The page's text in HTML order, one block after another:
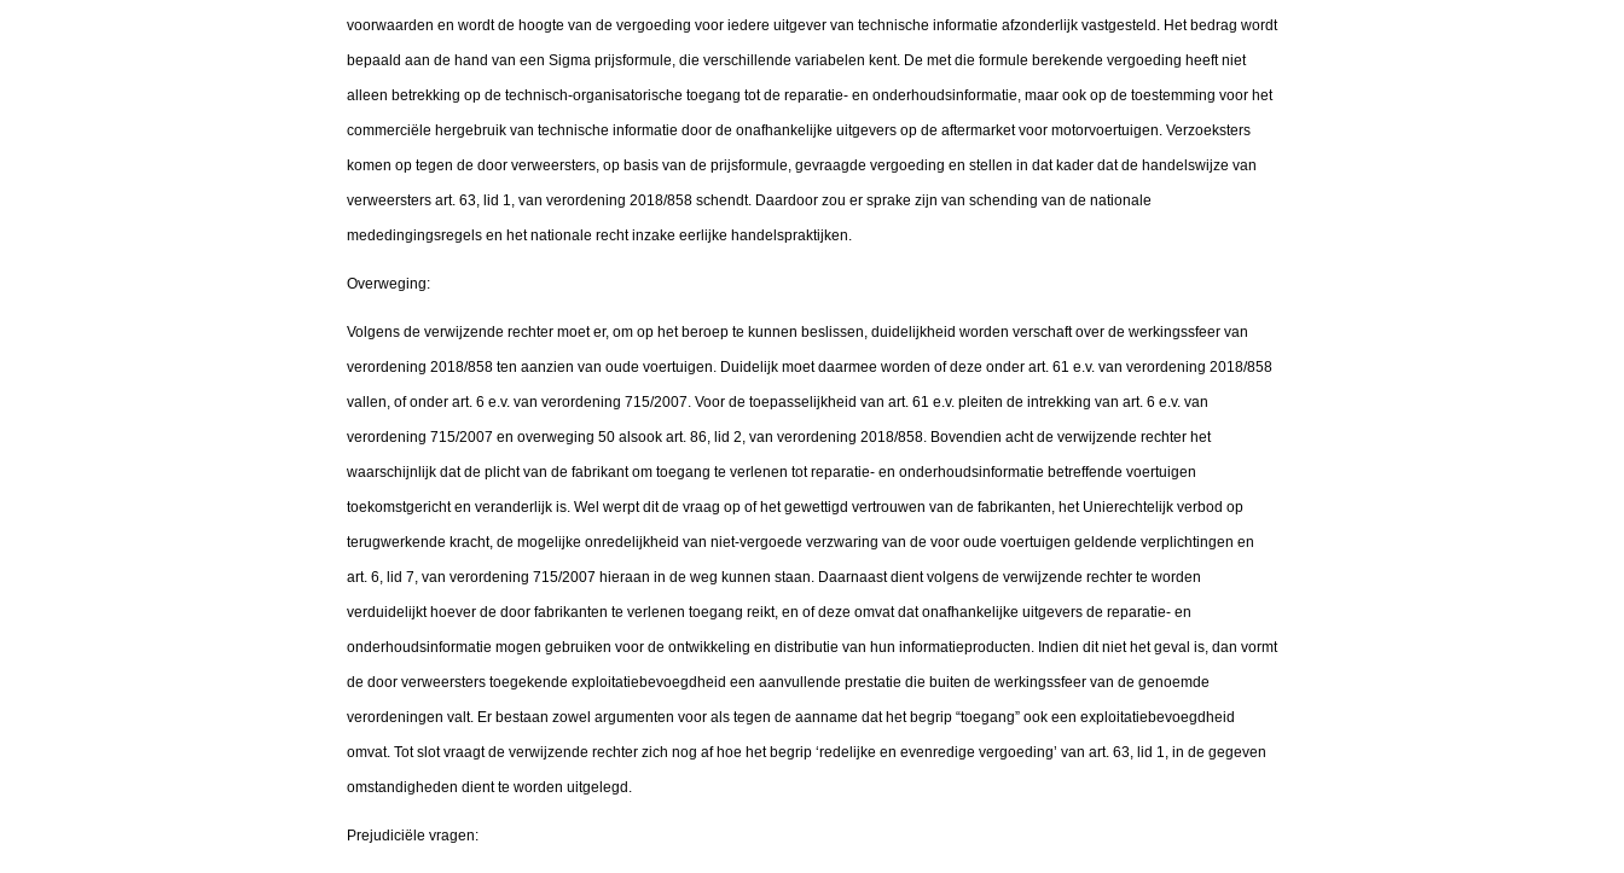
voorwaarden en wordt de hoogte van de vergoeding voor iedere uitgever van technische informatie afzonderlijk vastgesteld. Het bedrag wordt
bepaald aan de hand van een Sigma prijsformule, die verschillende variabelen kent. De met die formule berekende vergoeding heeft niet
alleen betrekking op de technisch-organisatorische toegang tot de reparatie- en onderhoudsinformatie, maar ook op de toestemming voor het
commerciële hergebruik van technische informatie door de onafhankelijke uitgevers op de aftermarket voor motorvoertuigen. Verzoeksters
komen op tegen de door verweersters, op basis van de prijsformule, gevraagde vergoeding en stellen in dat kader dat de handelswijze van
verweersters art. 63, lid 1, van verordening 2018/858 schendt. Daardoor zou er sprake zijn van schending van de nationale
mededingingsregels en het nationale recht inzake eerlijke handelspraktijken.
Overweging:
Volgens de verwijzende rechter moet er, om op het beroep te kunnen beslissen, duidelijkheid worden verschaft over de werkingssfeer van
verordening 2018/858 ten aanzien van oude voertuigen. Duidelijk moet daarmee worden of deze onder art. 61 e.v. van verordening 2018/858
vallen, of onder art. 6 e.v. van verordening 715/2007. Voor de toepasselijkheid van art. 61 e.v. pleiten de intrekking van art. 6 e.v. van
verordening 715/2007 en overweging 50 alsook art. 86, lid 2, van verordening 2018/858. Bovendien acht de verwijzende rechter het
waarschijnlijk dat de plicht van de fabrikant om toegang te verlenen tot reparatie- en onderhoudsinformatie betreffende voertuigen
toekomstgericht en veranderlijk is. Wel werpt dit de vraag op of het gewettigd vertrouwen van de fabrikanten, het Unierechtelijk verbod op
terugwerkende kracht, de mogelijke onredelijkheid van niet-vergoede verzwaring van de voor oude voertuigen geldende verplichtingen en
art. 6, lid 7, van verordening 715/2007 hieraan in de weg kunnen staan. Daarnaast dient volgens de verwijzende rechter te worden
verduidelijkt hoever de door fabrikanten te verlenen toegang reikt, en of deze omvat dat onafhankelijke uitgevers de reparatie- en
onderhoudsinformatie mogen gebruiken voor de ontwikkeling en distributie van hun informatieproducten. Indien dit niet het geval is, dan vormt
de door verweersters toegekende exploitatiebevoegdheid een aanvullende prestatie die buiten de werkingssfeer van de genoemde
verordeningen valt. Er bestaan zowel argumenten voor als tegen de aanname dat het begrip “toegang” ook een exploitatiebevoegdheid
omvat. Tot slot vraagt de verwijzende rechter zich nog af hoe het begrip ‘redelijke en evenredige vergoeding’ van art. 63, lid 1, in de gegeven
omstandigheden dient te worden uitgelegd.
Prejudiciële vragen: